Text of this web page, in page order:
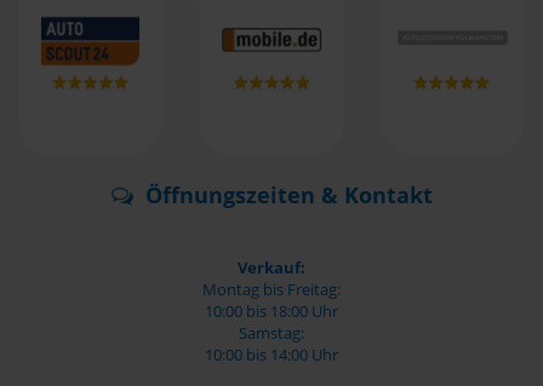
Öffnungszeiten & Kontakt
Verkauf:
Montag bis Freitag:
10:00 bis 18:00 Uhr
Samstag:
10:00 bis 14:00 Uhr